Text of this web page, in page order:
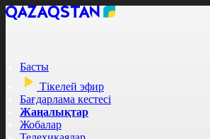
Басты
Тікелей эфир
Бағдарлама кестесі
Жаңалықтар
Жобалар